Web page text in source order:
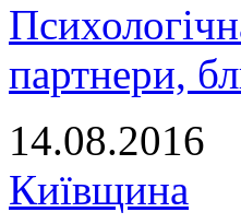
партнери,
14.08.2016
Київщина